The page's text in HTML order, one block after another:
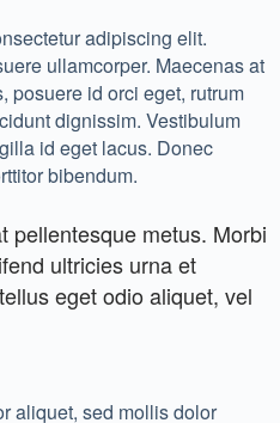
adipiscing elit.
ullamcorper. Maecenas at
posuere id orci eget, rutrum
dignissim. Vestibulum
id eget lacus. Donec
bibendum.
pellentesque metus. Morbi
ultricies urna et
eget odio aliquet, vel
aliquet, sed mollis dolor